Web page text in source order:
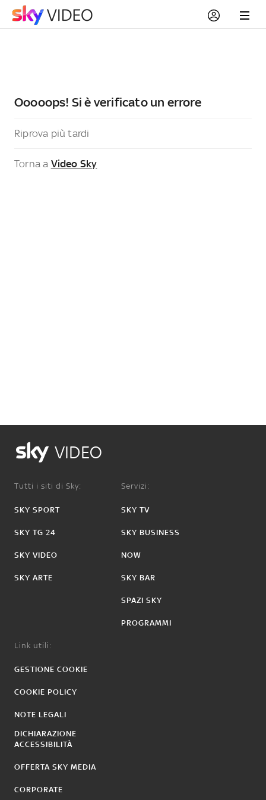
Ooooops! Si è verificato un errore
Riprova più tardi
Torna a Video Sky
VIDEO
Tutti i siti di Sky:
SKY SPORT
SKY TG 24
SKY VIDEO
SKY ARTE
Servizi:
SKY TV
SKY BUSINESS
NOW
SKY BAR
SPAZI SKY
PROGRAMMI
Link utili:
GESTIONE COOKIE
COOKIE POLICY
NOTE LEGALI
DICHIARAZIONE
ACCESSIBILITÀ
OFFERTA SKY MEDIA
CORPORATE